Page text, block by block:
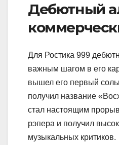
Дебютный
Для Ростика 999
важным шагом в его
вышел его первый
получил название
стал настоящим
рэпера и получил
музыкальных критиков.